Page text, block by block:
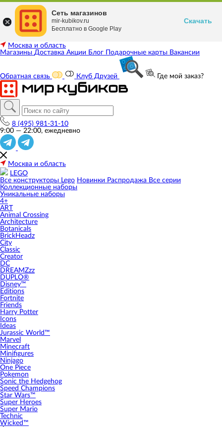
Москва и область
Магазины Доставка Акции Блог Подарочные карты Вакансии
Обратная связь Клуб Друзей Где мой заказ?
8 (495) 981-31-10
9:00 — 22:00, ежедневно
Москва и область
LEGO
Все конструкторы Lego Новинки Распродажа Все серии
Коллекционные наборы
Уникальные наборы
4+
ART
Animal Crossing
Architecture
Botanicals
BrickHeadz
City
Classic
Creator
DC
DREAMZzz
DUPLO®
Disney™
Editions
Fortnite
Friends
Harry Potter
Icons
Ideas
Jurassic World™
Marvel
Minecraft
Minifigures
Ninjago
One Piece
Pokemon
Sonic the Hedgehog
Speed Champions
Star Wars™
Super Heroes
Super Mario
Technic
Wicked™
Сеть магазинов
mir-kubikov.ru
Бесплатно в Google Play
Скачать